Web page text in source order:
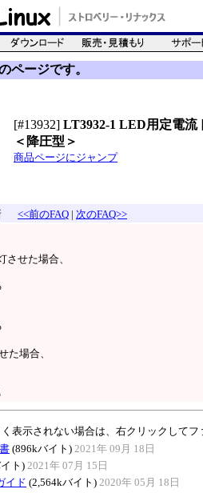
ページです。
[#13932] LT3932-1 LED用定電流
＜降圧型＞
商品ページにジャンプ
<<前のFAQ | 次のFAQ>>
させた場合、
た場合、
表示されない場合は、右クリックして
(896kバイト) 2021年 09月 18日
ト) 2021年 07月 15日
イド (2,564kバイト) 2020年 05月 18日